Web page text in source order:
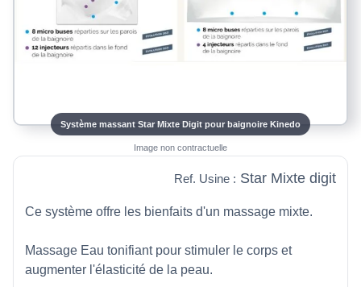
Système massant Star Mixte Digit pour baignoire Kinedo
Image non contractuelle
Ref. Usine : Star Mixte digit
Ce système offre les bienfaits d'un massage mixte.
Massage Eau tonifiant pour stimuler le corps et
augmenter l'élasticité de la peau.